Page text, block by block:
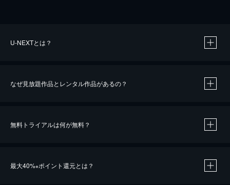
U-NEXTとは？
なぜ見放題作品とレンタル作品があるの？
無料トライアルは何が無料？
最大40%※ポイント還元とは？